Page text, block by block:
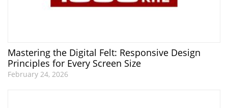
Mastering the Digital Felt: Responsive Design
Principles for Every Screen Size
February 24, 2026